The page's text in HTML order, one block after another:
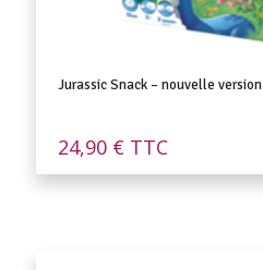
Jurassic Snack – nouvelle version
24,90 € TTC